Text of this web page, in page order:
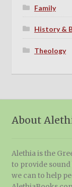
Family
History &
Theology
About
Alethia is the
to provide sound
we can to help